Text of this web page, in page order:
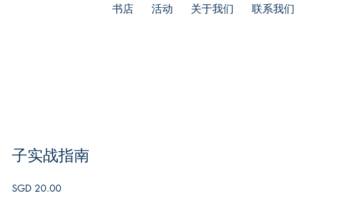
书店 活动 关于我们 联系我们
子实战指南
SGD 20.00價